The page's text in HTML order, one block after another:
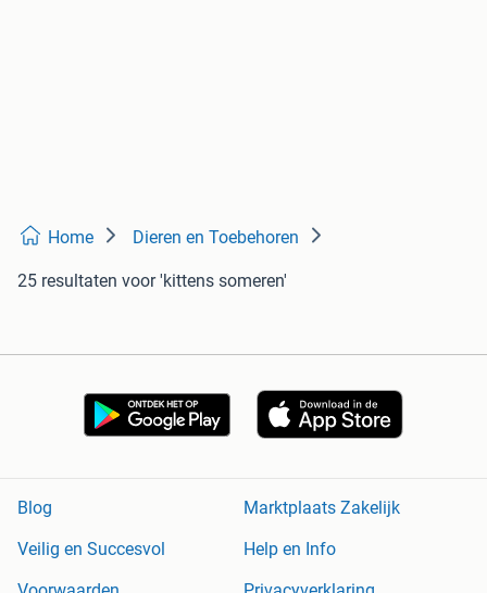
Home Dieren en Toebehoren
25 resultaten voor 'kittens someren'
Blog
Marktplaats Zakelijk
Veilig en Succesvol
Help en Info